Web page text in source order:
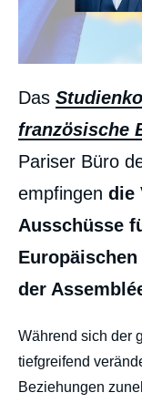
Das
französische
Pariser Büro
empfingen die
Ausschüsse
der
body
Während sich der
tiefgreifend
Beziehungen